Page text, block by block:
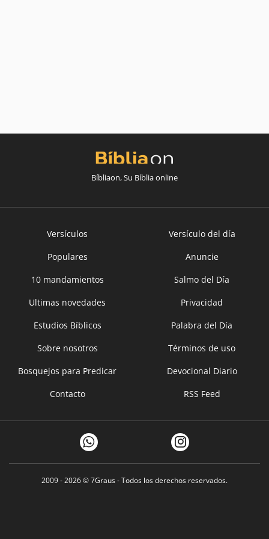
Bíbliaon, Su Bíblia online
Versículos
Versículo del día
Populares
Anuncie
10 mandamientos
Salmo del Día
Ultimas novedades
Privacidad
Estudios Bíblicos
Palabra del Día
Sobre nosotros
Términos de uso
Bosquejos para Predicar
Devocional Diario
Contacto
RSS Feed
2009 - 2026 ©7Graus- Todos los derechos reservados.